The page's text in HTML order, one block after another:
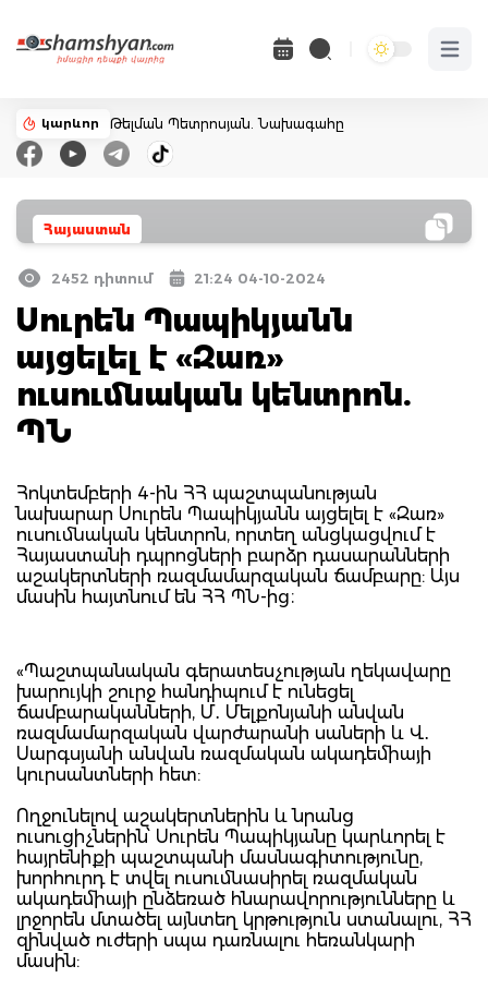
Open
կարևոր Թելման Պետրոսյան. Նախագահը
Հայաստան
2452 դիտում 21:24 04-10-2024
Սուրեն Պապիկյանն
այցելել է «Զառ»
ուսումնական կենտրոն.
ՊՆ
Հոկտեմբերի 4-ին ՀՀ պաշտպանության
նախարար Սուրեն Պապիկյանն այցելել է «Զառ»
ուսումնական կենտրոն, որտեղ անցկացվում է
Հայաստանի դպրոցների բարձր դասարանների
աշակերտների ռազմամարզական ճամբարը: Այս
մասին հայտնում են ՀՀ ՊՆ-ից։
«Պաշտպանական գերատեսչության ղեկավարը
խարույկի շուրջ հանդիպում է ունեցել
ճամբարականների, Մ․ Մելքոնյանի անվան
ռազմամարզական վարժարանի սաների և Վ․
Սարգսյանի անվան ռազմական ակադեմիայի
կուրսանտների հետ:
Ողջունելով աշակերտներին և նրանց
ուսուցիչներին՝ Սուրեն Պապիկյանը կարևորել է
հայրենիքի պաշտպանի մասնագիտությունը,
խորհուրդ է տվել ուսումնասիրել ռազմական
ակադեմիայի ընձեռած հնարավորությունները և
լրջորեն մտածել այնտեղ կրթություն ստանալու, ՀՀ
զինված ուժերի սպա դառնալու հեռանկարի
մասին: